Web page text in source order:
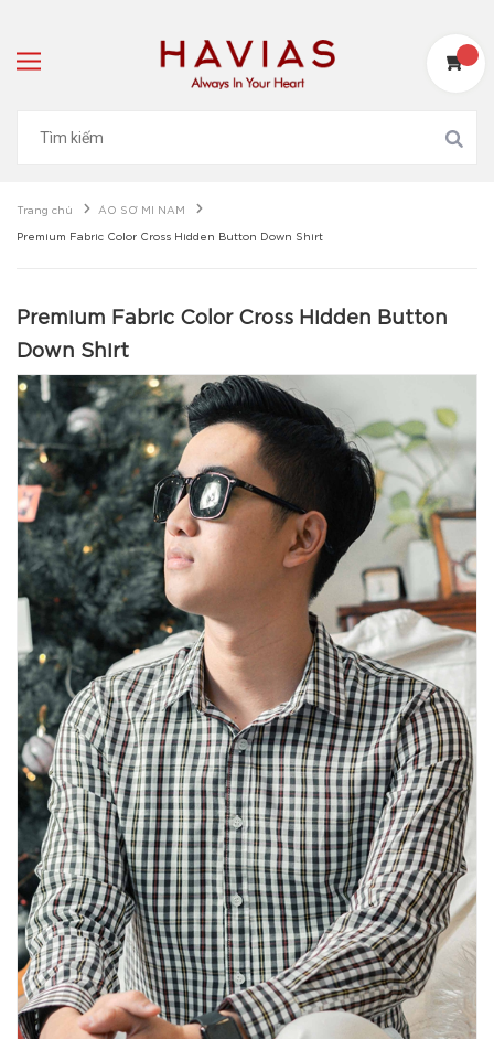
Trang chủ ÁO SƠ MI NAM
Premium Fabric Color Cross Hidden Button Down Shirt
Premium Fabric Color Cross Hidden Button
Down Shirt